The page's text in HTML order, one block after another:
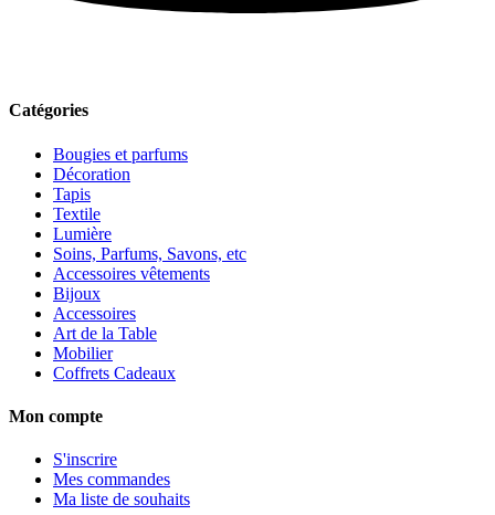
Catégories
Bougies et parfums
Décoration
Tapis
Textile
Lumière
Soins, Parfums, Savons, etc
Accessoires vêtements
Bijoux
Accessoires
Art de la Table
Mobilier
Coffrets Cadeaux
Mon compte
S'inscrire
Mes commandes
Ma liste de souhaits